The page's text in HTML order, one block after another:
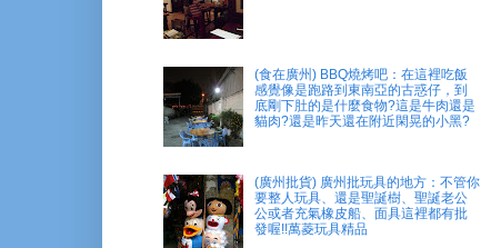
(食在廣州) BBQ燒烤吧：在這裡吃飯
感覺像是跑路到東南亞的古惑仔，到
底剛下肚的是什麼食物?這是牛肉還是
貓肉?還是昨天還在附近閑晃的小黑?
(廣州批貨) 廣州批玩具的地方：不管你
要整人玩具、還是聖誕樹、聖誕老公
公或者充氣橡皮船、面具這裡都有批
發喔!!萬菱玩具精品